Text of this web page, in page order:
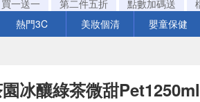
買一送一 第二件五折 點數加碼送
熱門3C 美妝個清 嬰童保健
冰釀綠茶微甜Pet1250ml